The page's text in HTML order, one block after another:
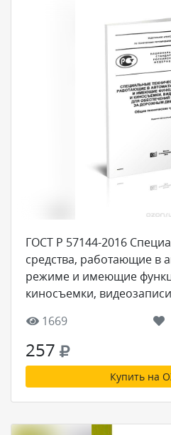
ГОСТ Р 57144-2016
средства, работающие в
режиме и имеющие
киносъемки,
технические требования
1669
257
Купить на